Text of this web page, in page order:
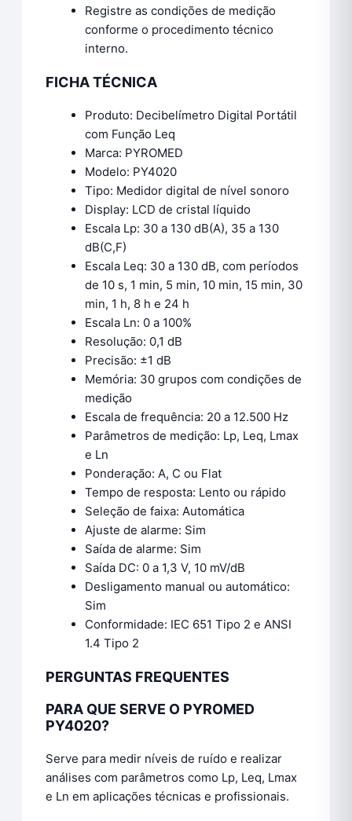
Registre as condições de medição
conforme o procedimento técnico
interno.
FICHA TÉCNICA
Produto: Decibelímetro Digital Portátil
com Função Leq
Marca: PYROMED
Modelo: PY4020
Tipo: Medidor digital de nível sonoro
Display: LCD de cristal líquido
Escala Lp: 30 a 130 dB(A), 35 a 130
dB(C,F)
Escala Leq: 30 a 130 dB, com períodos
de 10 s, 1 min, 5 min, 10 min, 15 min, 30
min, 1 h, 8 h e 24 h
Escala Ln: 0 a 100%
Resolução: 0,1 dB
Precisão: ±1 dB
Memória: 30 grupos com condições de
medição
Escala de frequência: 20 a 12.500 Hz
Parâmetros de medição: Lp, Leq, Lmax
e Ln
Ponderação: A, C ou Flat
Tempo de resposta: Lento ou rápido
Seleção de faixa: Automática
Ajuste de alarme: Sim
Saída de alarme: Sim
Saída DC: 0 a 1,3 V, 10 mV/dB
Desligamento manual ou automático:
Sim
Conformidade: IEC 651 Tipo 2 e ANSI
1.4 Tipo 2
PERGUNTAS FREQUENTES
PARA QUE SERVE O PYROMED
PY4020?
Serve para medir níveis de ruído e realizar
análises com parâmetros como Lp, Leq, Lmax
e Ln em aplicações técnicas e profissionais.